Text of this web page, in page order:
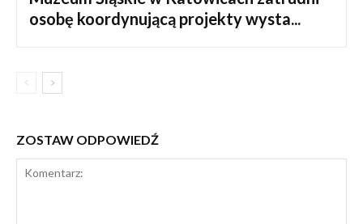
osobę koordynującą projekty wysta...
ZOSTAW ODPOWIEDŹ